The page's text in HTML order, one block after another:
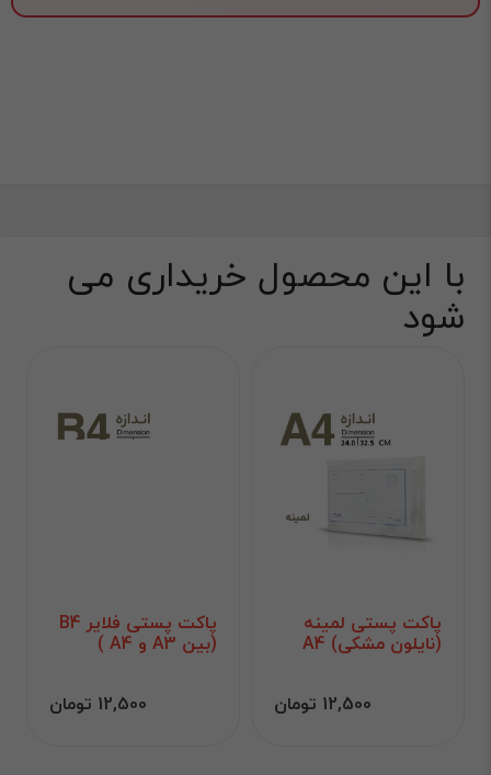
با این محصول خریداری می
شود
پاکت پستی لمینه
(نایلون مشکی) A4
12,500 تومان
پاکت پستی فلایر B4
(بین A3 و A4 )
12,500 تومان